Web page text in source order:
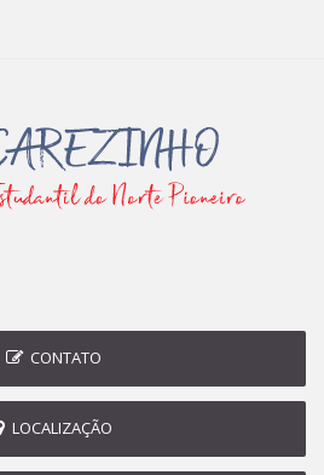
CONTATO
LOCALIZAÇÃO